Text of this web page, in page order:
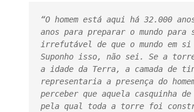
“O homem está aqui há 32.000
anos para preparar o mundo para
irrefutável de que o mundo em
Suponho isso, não sei. Se a
a idade da Terra, a camada de
representaria a presença do
perceber que aquela casquinha
pela qual toda a torre foi